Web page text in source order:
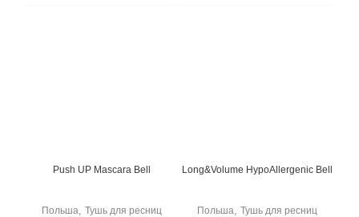
Push UP Mascara Bell
Тушь для ресниц
Польша
Long&Volume HypoAllergenic Bell
Тушь для ресниц
Польша